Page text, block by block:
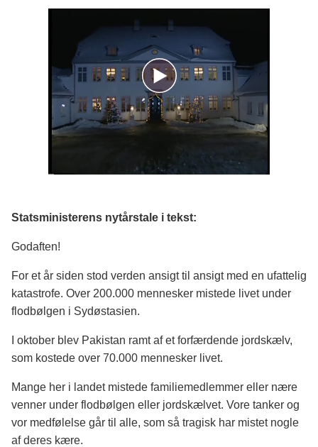
Statsministerens nytårstale i tekst:
Godaften!
For et år siden stod verden ansigt til ansigt med en ufattelig
katastrofe. Over 200.000 mennesker mistede livet under
flodbølgen i Sydøstasien.
I oktober blev Pakistan ramt af et forfærdende jordskælv,
som kostede over 70.000 mennesker livet.
Mange her i landet mistede familiemedlemmer eller nære
venner under flodbølgen eller jordskælvet. Vore tanker og
vor medfølelse går til alle, som så tragisk har mistet nogle
af deres kære.